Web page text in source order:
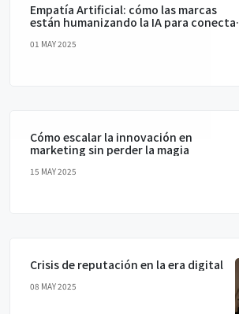
Empatía Artificial: cómo las marcas
están humanizando la IA para conectar
01 MAY 2025
Cómo escalar la innovación en
marketing sin perder la magia
15 MAY 2025
Crisis de reputación en la era digital
08 MAY 2025